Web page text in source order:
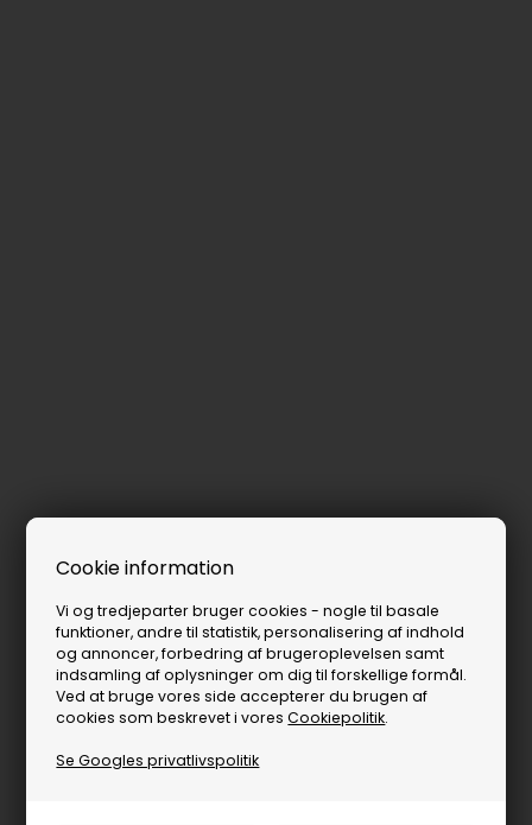
Cookie information
Vi og tredjeparter bruger cookies - nogle til basale
funktioner, andre til statistik, personalisering af indhold
og annoncer, forbedring af brugeroplevelsen samt
indsamling af oplysninger om dig til forskellige formål.
Ved at bruge vores side accepterer du brugen af
cookies som beskrevet i voresCookiepolitik.
Se Googles privatlivspolitik